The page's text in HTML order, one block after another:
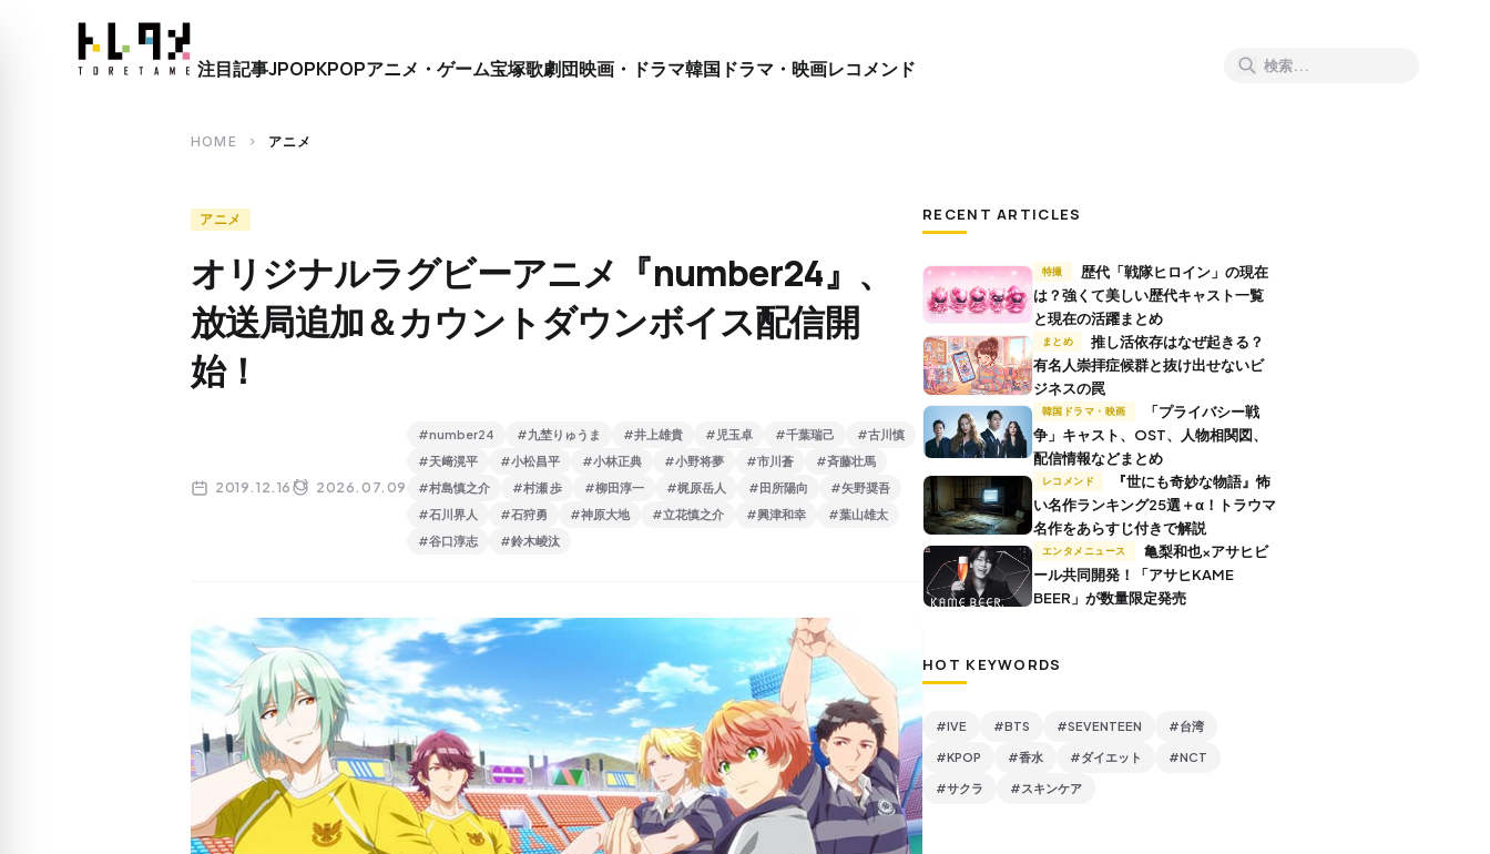
close
注目記事JPOPKPOPアニメ・ゲーム宝塚歌劇団映画・ドラマ韓国ドラマ・映画レコメンド
HOME chevron_right アニメ
アニメ
オリジナルラグビーアニメ『number24』、
放送局追加＆カウントダウンボイス配信開
始！
2019.12.16 2026.07.09
#number24 #九埜りゅうま #井上雄貴 #児玉卓 #千葉瑞己
#古川慎
#天﨑滉平
#小松昌平 #小林正典 #小野将夢 #市川蒼
#斉藤壮馬
#村島慎之介
#村瀬 歩 #柳田淳一 #梶原岳人 #田所陽向
#矢野奨吾
#石川界人
#石狩勇 #神原大地 #立花慎之介 #興津和幸
#葉山雄太
#谷口淳志
#鈴木崚汰
RECENT ARTICLES
特撮
は？強くて美しい歴代キャスト一覧
と現在の活躍まとめ
まとめ
推し活依存はなぜ起きる？
有名人崇拝症候群と抜け出せないビ
ジネスの罠
韓国ドラマ・映画
争」キャスト、OST、人物相関図、
配信情報などまとめ
レコメンド
い名作ランキング25選＋α！トラウマ
名作をあらすじ付きで解説
エンタメニュース
ール共同開発！「アサヒKAME
BEER」が数量限定発売
HOT KEYWORDS
#IVE #BTS #SEVENTEEN #台湾
#KPOP #香水 #ダイエット #NCT
#サクラ #スキンケア